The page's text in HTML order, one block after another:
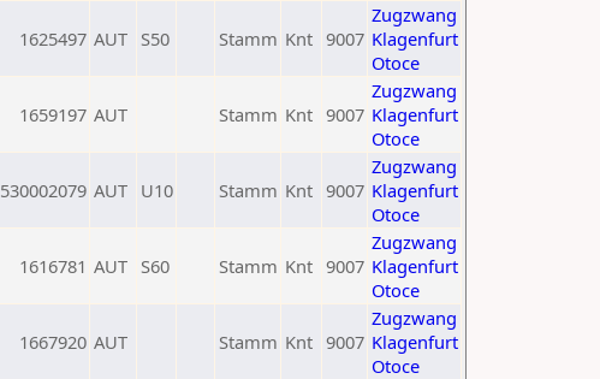
1625497 AUT S50 Stamm Knt 9007
Zugzwang
Klagenfurt
Otoce
1659197 AUT Stamm Knt 9007
Zugzwang
Klagenfurt
Otoce
530002079 AUT U10 Stamm Knt 9007
Zugzwang
Klagenfurt
Otoce
1616781 AUT S60 Stamm Knt 9007
Zugzwang
Klagenfurt
Otoce
1667920 AUT Stamm Knt 9007
Zugzwang
Klagenfurt
Otoce